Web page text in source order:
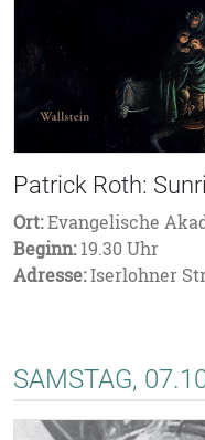
Patrick Roth:
Ort:Evangelische
Beginn:19.30 Uhr
Adresse:Iserlohner
SAMSTAG,